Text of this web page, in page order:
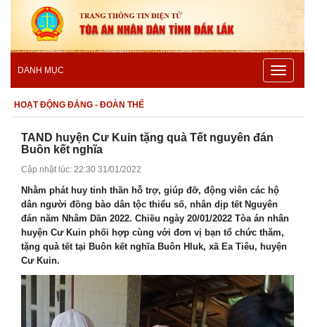
DANH MỤC
Toggle
HOẠT ĐỘNG ĐẢNG - ĐOÀN THỂ
TAND huyện Cư Kuin tặng quà Tết nguyên đán
Buôn kết nghĩa
Cập nhật lúc: 22:30 31/01/2022
Nhằm phát huy tinh thần hỗ trợ, giúp đỡ, động viên các hộ
dân người đồng bào dân tộc thiểu số, nhân dịp tết Nguyên
đán năm Nhâm Dần 2022. Chiều ngày 20/01/2022 Tòa án nhân
huyện Cư Kuin phối hợp cùng với đơn vị bạn tổ chức thăm,
tặng quà tết tại Buôn kết nghĩa Buôn Hluk, xã Ea Tiêu, huyện
Cư Kuin.